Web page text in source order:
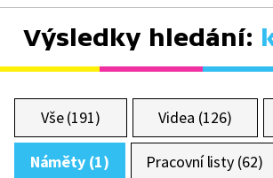
Výsledky hledání:
Vše (191) Videa (126)
Náměty (1) Pracovní listy (62)